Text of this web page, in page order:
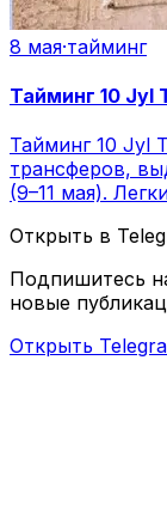
8 мая·тайминг
Тайминг 10 Jyl
Тайминг 10 Jyl
трансферов,
(9–11 мая).
Открыть в
Подпишитесь
новые
Открыть